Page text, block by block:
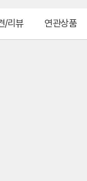
/리뷰 연관상품